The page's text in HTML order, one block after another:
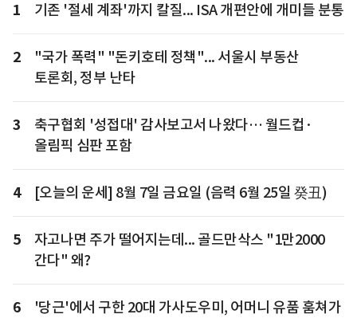
1 기존 '절세 계좌'까지 칼질... ISA 개편안에 개미들 분통
2
"국가 폭력" "돈키호테 정책"... 서울시 부동산
토론회, 정부 난타
3
축구협회 '성접대' 감사보고서 나왔다… 월드컵·
올림픽 심판 포함
4 [오늘의 운세] 8월 7일 금요일 (음력 6월 25일 癸丑)
5
자고나면 주가 떨어지는데... 골드만삭스 "1만2000
간다" 왜?
6 '당근'에서 구한 20대 가사도우미, 어머니 유품 훔쳐가